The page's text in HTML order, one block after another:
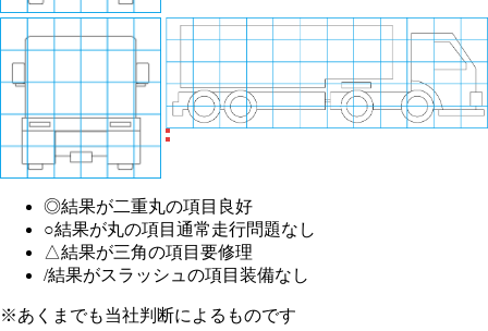
◎結果が二重丸の項目 良好
○結果が丸の項目 通常走行問題なし
△結果が三角の項目 要修理
/結果がスラッシュの項目 装備なし
※あくまでも当社判断によるものです